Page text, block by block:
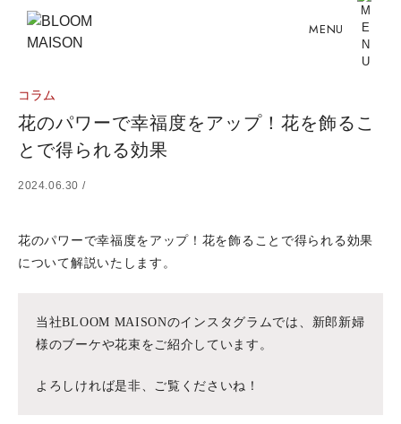
MENU
コラム
花のパワーで幸福度をアップ！花を飾るこ
とで得られる効果
2024.06.30 /
花のパワーで幸福度をアップ！花を飾ることで得られる効果
について解説いたします。
当社BLOOM MAISONのインスタグラムでは、新郎新婦
様のブーケや花束をご紹介しています。
よろしければ是非、ご覧くださいね！